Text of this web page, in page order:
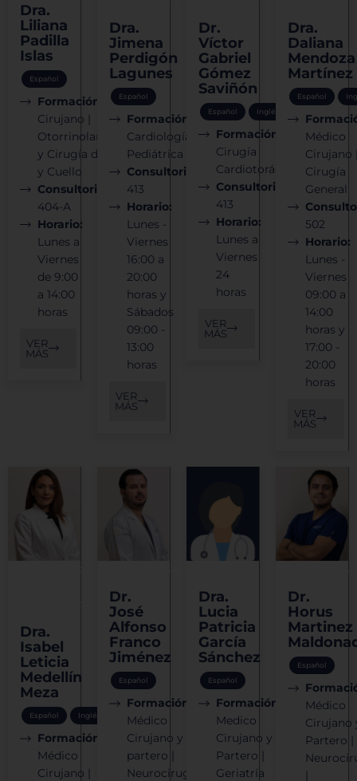
Dra.
Liliana
Padilla
Islas
Español
Formación:
Médico
Cirujano |
Otorrinolaringología
y Cirugía de Cabeza
y Cuello
Consultorio:
404-A
Horario:
Lunes a
Viernes
de 9:00
a 14:00
horas
VER
MÁS
Dra.
Jimena
Perdigón
Lagunes
Español
Formación:
Cardiología
Pediátrica
Consultorio:
413
Horario:
Lunes -
Viernes
16:00 a
20:00
horas y
Sábados
09:00 -
13:00
horas
VER
MÁS
Dr.
Víctor
Gabriel
Gómez
Saviñón
Español Inglés
Formación:
Cirugía
Cardiotorácica
Consultorio:
413
Horario:
Lunes a
Viernes
24
horas
VER
MÁS
Dra.
Daliana
Mendoza
Martínez
Español
Médico
Cirujano
Cirugía
General
502
Horario:
Lunes -
Viernes
09:00 a
14:00
horas y
17:00 -
20:00
horas
VER
MÁS
Dra.
Isabel
Leticia
Medellín
Meza
Español Inglés
Formación:
Médico
Cirujano |
Dr.
José
Alfonso
Franco
Jiménez
Español
Formación:
Médico
Cirujano y
partero |
Neurocirugía
Dra.
Lucia
Patricia
García
Sánchez
Español
Formación:
Medico
Cirujano y
Partero |
Geriatría
Dr.
Horus
Martinez
Español
Médico
Cirujano
Partero |